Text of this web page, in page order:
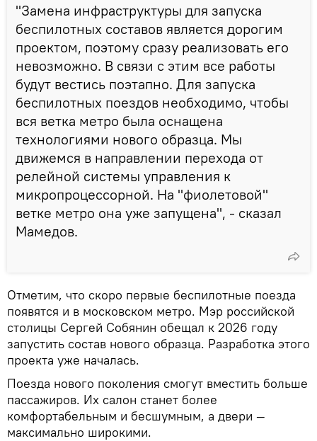
"Замена инфраструктуры для запуска
беспилотных составов является дорогим
проектом, поэтому сразу реализовать его
невозможно. В связи с этим все работы
будут вестись поэтапно. Для запуска
беспилотных поездов необходимо, чтобы
вся ветка метро была оснащена
технологиями нового образца. Мы
движемся в направлении перехода от
релейной системы управления к
микропроцессорной. На "фиолетовой"
ветке метро она уже запущена", - сказал
Мамедов.
Отметим, что скоро первые беспилотные поезда
появятся и в московском метро. Мэр российской
столицы Сергей Собянин обещал к 2026 году
запустить состав нового образца. Разработка этого
проекта уже началась.
Поезда нового поколения смогут вместить больше
пассажиров. Их салон станет более
комфортабельным и бесшумным, а двери —
максимально широкими.